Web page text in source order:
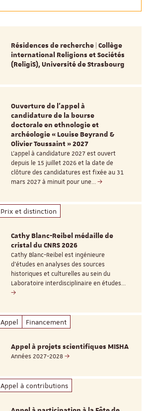
Résidences de recherche | Collège
international Religions et Sociétés
(ReligiS), Université de Strasbourg
Ouverture de l'appel à
candidature de la bourse
doctorale en ethnologie et
archéologie « Louise Beyrand &
Olivier Toussaint » 2027
L’appel à candidature 2027 est ouvert
depuis le 15 juillet 2026 et la date de
clôture des candidatures est fixée au 31
mars 2027 à minuit pour une…
Prix et distinction
Cathy Blanc-Reibel médaille de
cristal du CNRS 2026
Cathy Blanc-Reibel est ingénieure
d’études en analyses des sources
historiques et culturelles au sein du
Laboratoire interdisciplinaire en études…
Appel Financement
Appel à projets scientifiques MISHA
Années 2027-2028
Appel à contributions